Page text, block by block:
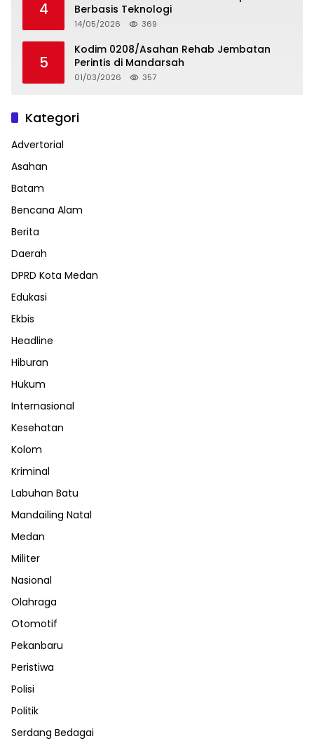
4
Berbasis Teknologi
14/05/2026 369
5
Kodim 0208/Asahan Rehab Jembatan
Perintis di Mandarsah
01/03/2026 357
Kategori
Advertorial
Asahan
Batam
Bencana Alam
Berita
Daerah
DPRD Kota Medan
Edukasi
Ekbis
Headline
Hiburan
Hukum
Internasional
Kesehatan
Kolom
Kriminal
Labuhan Batu
Mandailing Natal
Medan
Militer
Nasional
Olahraga
Otomotif
Pekanbaru
Peristiwa
Polisi
Politik
Serdang Bedagai